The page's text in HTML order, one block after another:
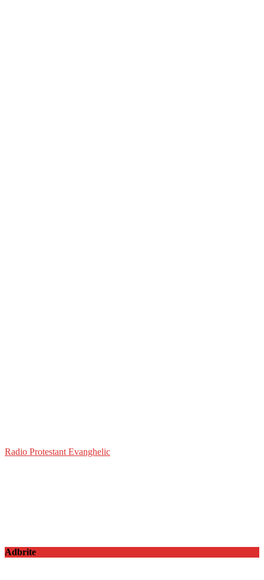
Radio Protestant Evanghelic
Adbrite